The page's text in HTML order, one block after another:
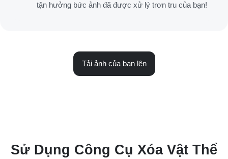
tận hưởng bức ảnh đã được xử lý trơn tru của bạn!
Tải ảnh của bạn lên
Sử Dụng Công Cụ Xóa Vật Thể